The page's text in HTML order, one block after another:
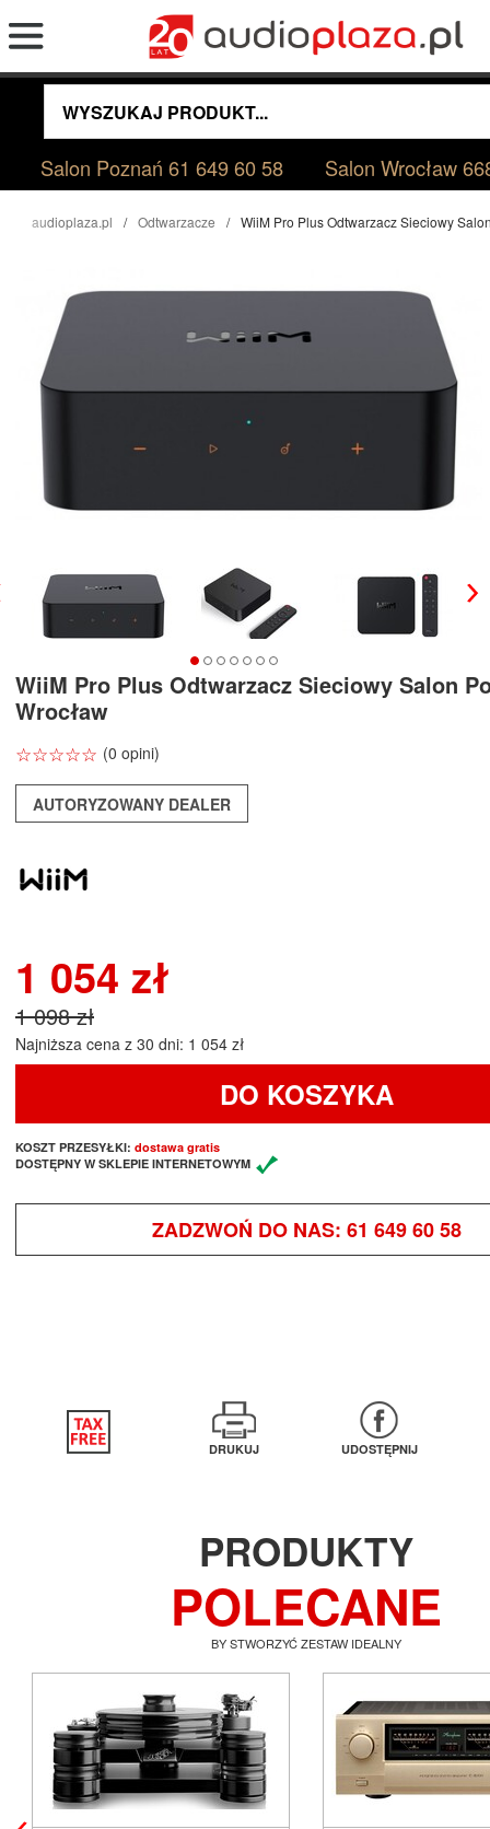
Salon Poznań61 649 60 58 Salon Wrocław
audioplaza.pl Odtwarzacze WiiM Pro Plus Odtwarzacz Sieciowy
WiiM Pro Plus Odtwarzacz Sieciowy Salon
Wrocław
☆☆☆☆☆
★★★★★ (0 opini)
AUTORYZOWANY DEALER
1 054 zł
1 098 zł
Najniższa cena z 30 dni: 1 054 zł
DO KOSZYKA
KOSZT PRZESYŁKI: dostawa gratis
DOSTĘPNY W SKLEPIE INTERNETOWYM
ZADZWOŃ DO NAS: 61 649 60 58
DRUKUJ UDOSTĘPNIJ
PRODUKTY
POLECANE
BY STWORZYĆ ZESTAW IDEALNY